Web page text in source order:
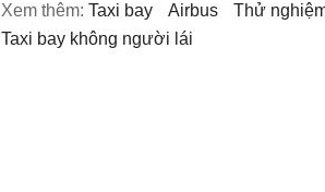
Xem thêm: taxi bay airbus thử
taxi bay không người lái